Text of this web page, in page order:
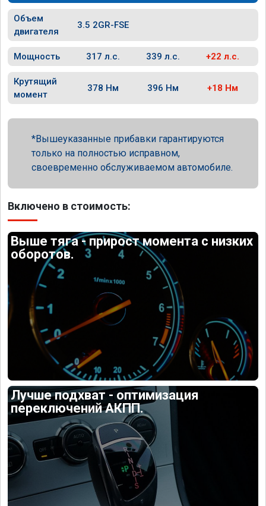
Объем
двигателя
3.5 2GR-FSE
Мощность 317 л.с. 339 л.с. +22 л.с.
Крутящий
момент
378 Нм 396 Нм +18 Нм
Вышеуказанные прибавки гарантируются
только на полностью исправном,
своевременно обслуживаемом автомобиле.
Включено в стоимость:
Выше тяга - прирост момента с низких
оборотов.
Лучше подхват - оптимизация
переключений АКПП.